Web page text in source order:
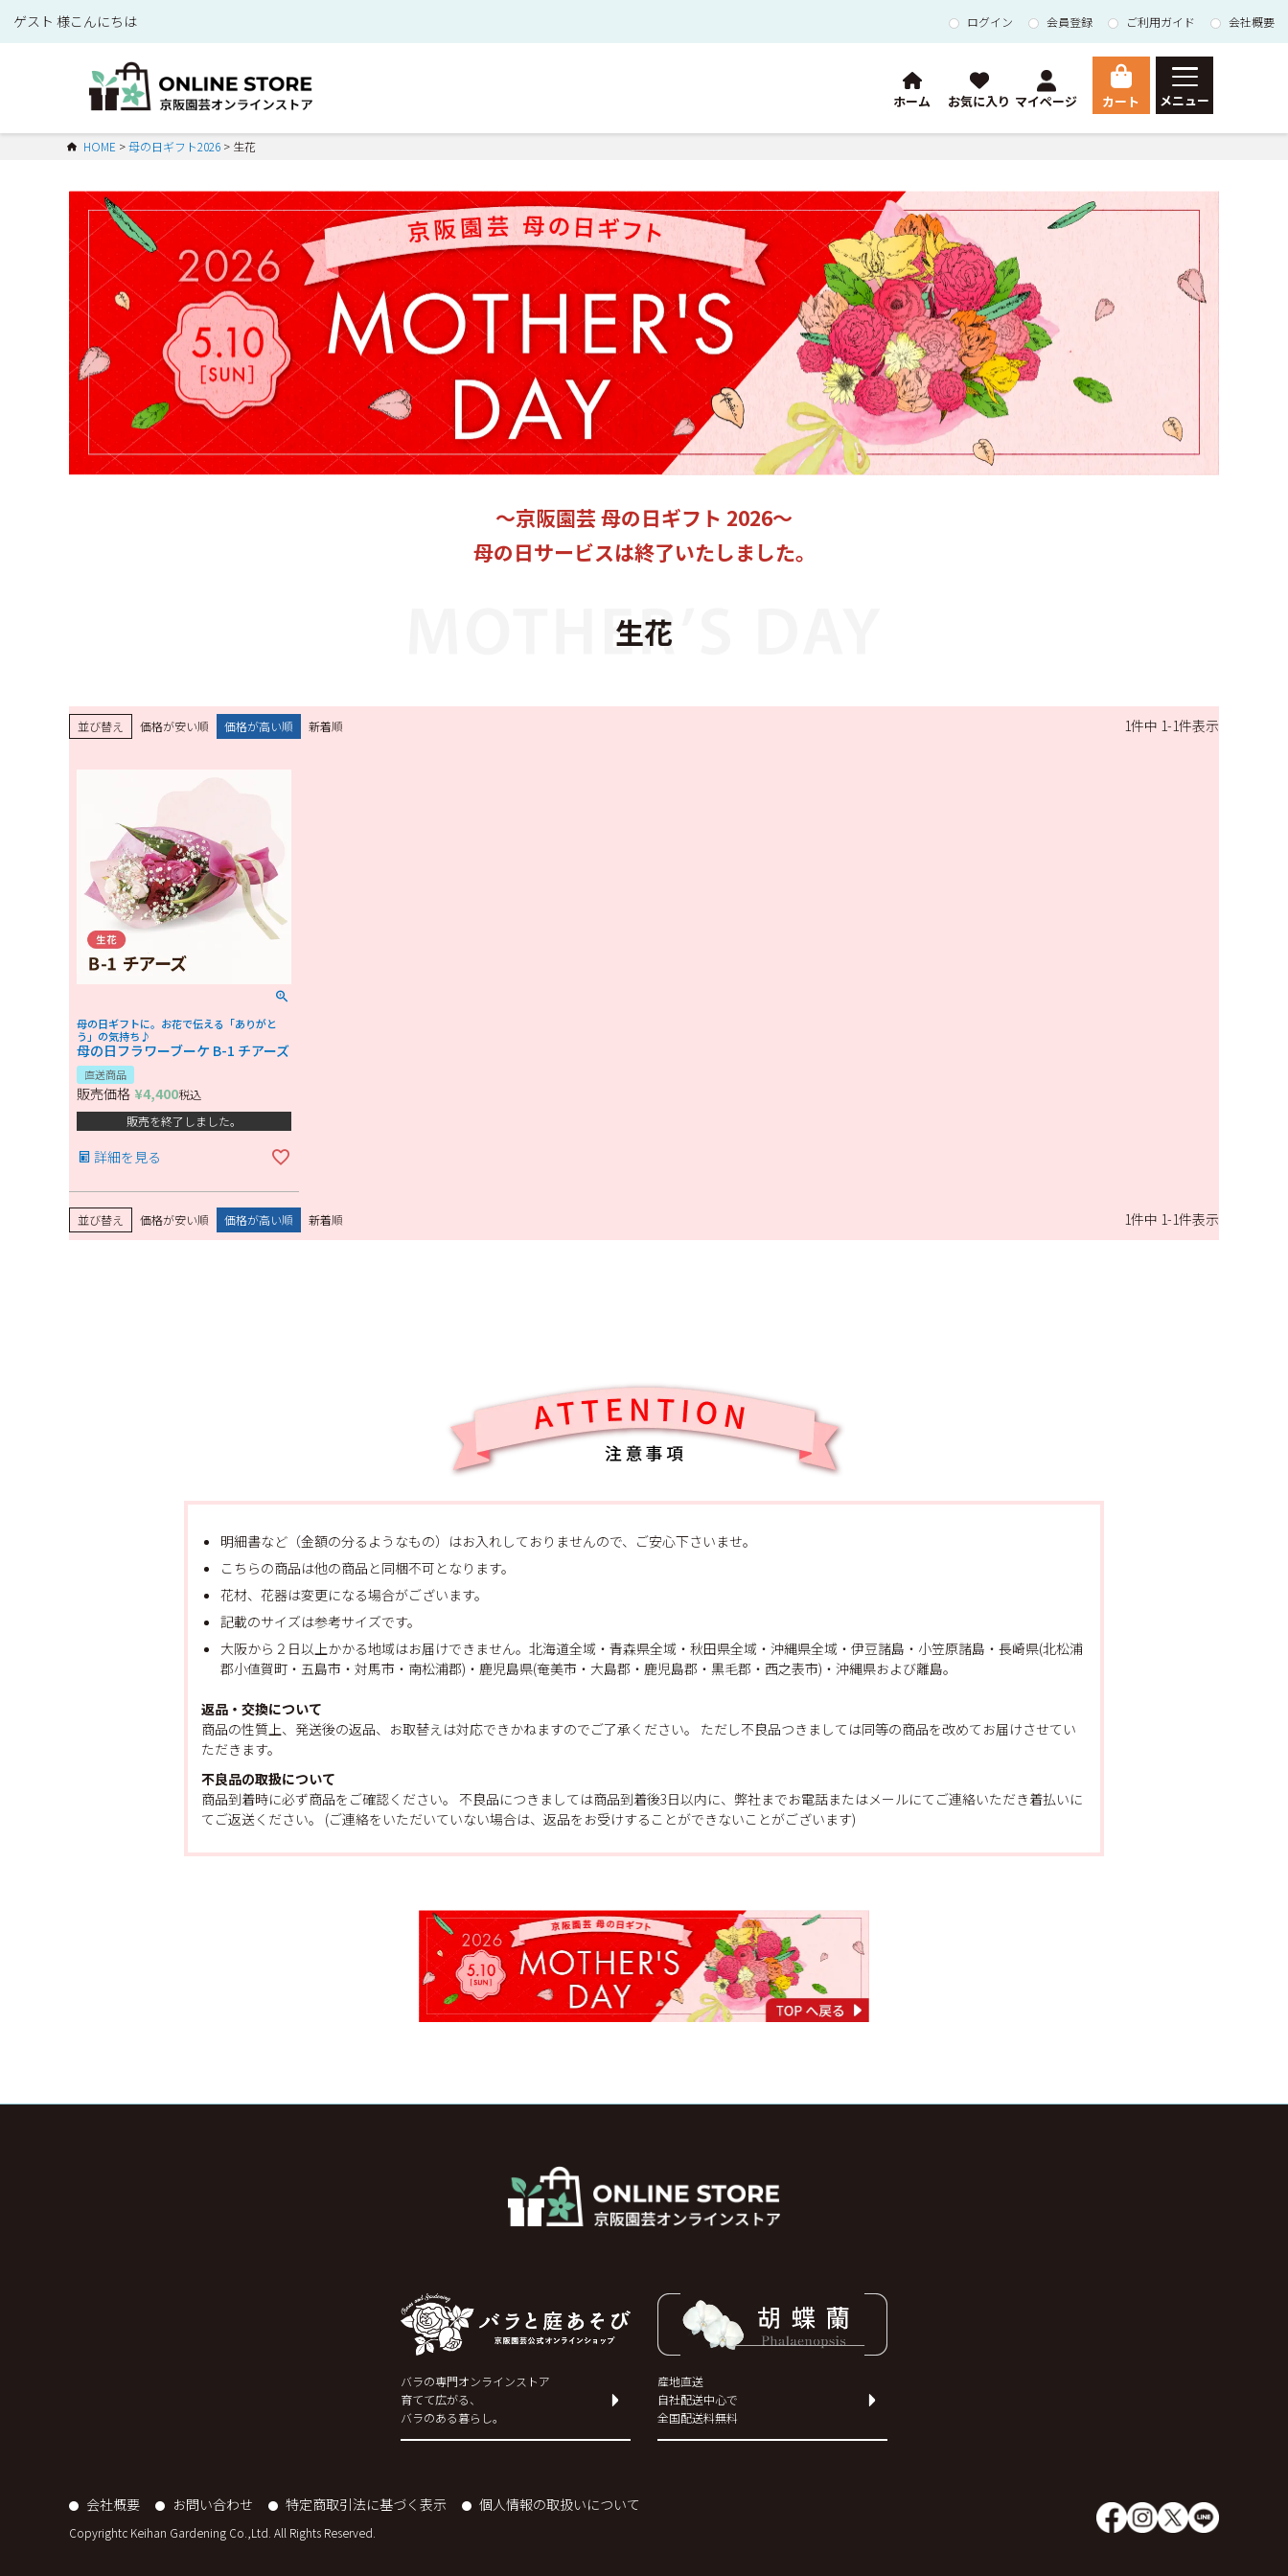
ゲスト 様こんにちは ログイン 会員登録 ご利用ガイド 会社概要
ホーム お気に入り マイページ カート メニュー
Orchid
マイページ
ご利用ガイド
会員登録
お問い合わせ
会社概要
特定商取引法に基づく表示
個人情報の取扱いについて
HOME 母の日ギフト2026 生花
～京阪園芸 母の日ギフト 2026～
母の日サービスは終了いたしました。
生花
並び替え 価格が安い順 価格が高い順 新着順 1件中 1-1件表示
母の日ギフトに。お花で伝える「ありがと
う」の気持ち♪
母の日フラワーブーケ B-1 チアーズ
直送商品
販売価格 ¥4,400税込
販売を終了しました。
詳細を見る
並び替え 価格が安い順 価格が高い順 新着順 1件中 1-1件表示
明細書など（金額の分るようなもの）はお入れしておりませんので、ご安心下さいませ。
こちらの商品は他の商品と同梱不可となります。
花材、花器は変更になる場合がございます。
記載のサイズは参考サイズです。
大阪から２日以上かかる地域はお届けできません。北海道全域・青森県全域・秋田県全域・沖縄県全域・伊豆諸島・小笠原諸島・長崎県(北松浦
郡小値賀町・五島市・対馬市・南松浦郡)・鹿児島県(奄美市・大島郡・鹿児島郡・黒毛郡・西之表市)・沖縄県および離島。
返品・交換について
商品の性質上、発送後の返品、お取替えは対応できかねますのでご了承ください。 ただし不良品つきましては同等の商品を改めてお届けさせてい
ただきます。
不良品の取扱について
商品到着時に必ず商品をご確認ください。 不良品につきましては商品到着後3日以内に、弊社までお電話またはメールにてご連絡いただき着払いに
てご返送ください。 (ご連絡をいただいていない場合は、返品をお受けすることができないことがございます)
バラの専門オンラインストア
育てて広がる、
バラのある暮らし。
産地直送
自社配送中心で
全国配送料無料
会社概要 お問い合わせ 特定商取引法に基づく表示 個人情報の取扱いについて
Copyrightc Keihan Gardening Co.,Ltd. All Rights Reserved.